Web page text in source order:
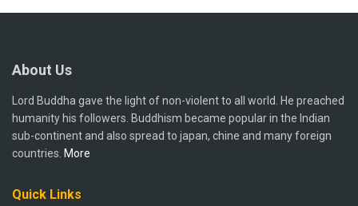
About Us
Lord Buddha gave the light of non-violent to all world. He preached
humanity his followers. Buddhism became popular in the Indian
sub-continent and also spread to japan, chine and many foreign
countries. More
Quick Links